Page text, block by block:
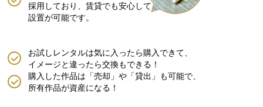
採用しており、賃貸でも安心して
設置が可能です。
購入した作品は「売却」や「貸出」も可能で、
所有作品が資産になる！
お試しレンタルは気に入ったら購入できて、
イメージと違ったら交換もできる！